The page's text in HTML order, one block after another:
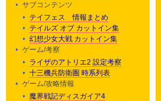
サブコンテンツ
テイフェス 情報まとめ
テイルズ オブ カットイン集
幻想少女大戦 カットイン集
ゲーム/考察
ライザのアトリエ2 設定考察
十三機兵防衛圏 時系列表
ゲーム/攻略情報
魔界戦記ディスガイア4